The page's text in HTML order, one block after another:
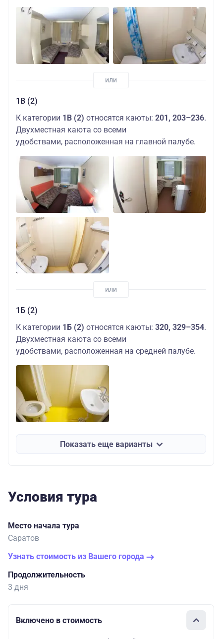
1В (2)
К категории 1В (2) относятся каюты: 201, 203–236.
Двухместная каюта со всеми
удобствами, расположенная на главной палубе.
1Б (2)
К категории 1Б (2) относятся каюты: 320, 329–354.
Двухместная каюта со всеми
удобствами, расположенная на средней палубе.
Показать еще варианты
Условия тура
Место начала тура
Саратов
Узнать стоимость из Вашего города
Продолжительность
3 дня
Включено в стоимость